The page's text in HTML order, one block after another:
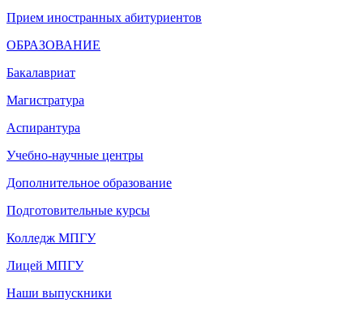
Прием иностранных абитуриентов
ОБРАЗОВАНИЕ
Бакалавриат
Магистратура
Аспирантура
Учебно-научные центры
Дополнительное образование
Подготовительные курсы
Колледж МПГУ
Лицей МПГУ
Наши выпускники